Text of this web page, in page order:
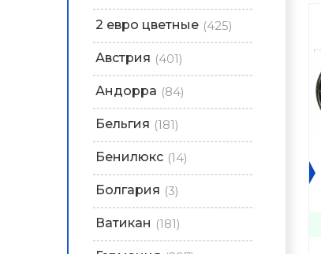
2 евро цветные (425)
Австрия (401)
Андорра (84)
Бельгия (181)
Бенилюкс (14)
Болгария (3)
Ватикан (181)